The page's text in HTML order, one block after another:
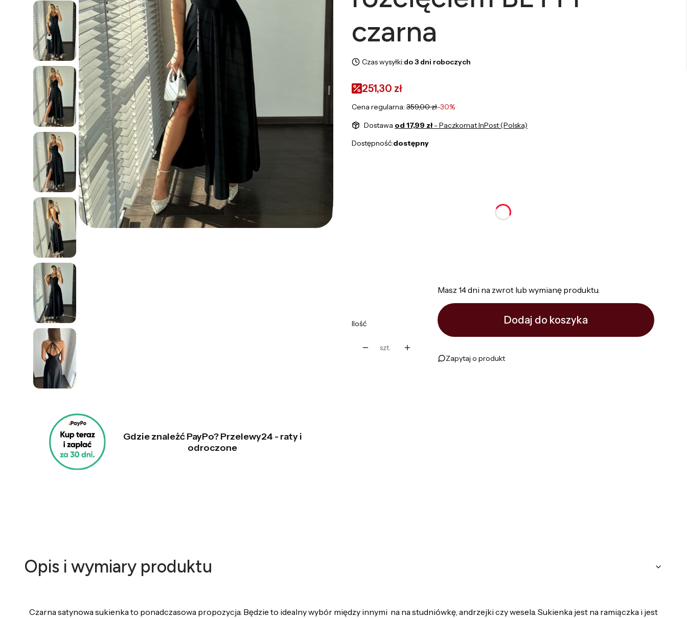
Gdzie znależć PayPo? Przelewy24 - raty i
odroczone
czarna
Czas wysyłki:do 3 dni roboczych
251,30 zł
Cena regularna: 359,00 zł-30%
Dostawa od 17,99 zł- Paczkomat InPost (Polska)
Dostępność:dostępny
Ilość
szt.
Masz 14 dni na zwrot lub wymianę produktu.
Dodaj do koszyka
Zapytaj o produkt
Opis i wymiary produktu
Czarna satynowa sukienka to ponadczasowa propozycja. Będzie to idealny wybór między innymi na na studniówkę, andrzejki czy wesela. Sukienka jest na ramiączka i jest